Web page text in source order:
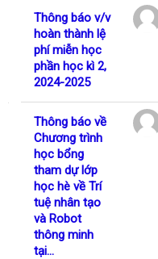
Thông báo v/v
hoàn thành lệ
phí miễn học
phần học kì 2,
2024-2025
Thông báo về
Chương trình
học bổng
tham dự lớp
học hè về Trí
tuệ nhân tạo
và Robot
thông minh
tại...